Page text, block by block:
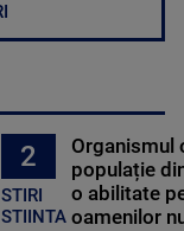
2
STIRI
STIINTA
Organismul
populație
o abilitate
oamenilor